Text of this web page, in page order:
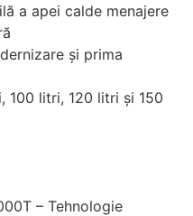
a apei calde menajere
şi prima
litri, 120 litri și 150
– Tehnologie